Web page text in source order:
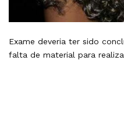
Exame deveria ter sido
falta de material para